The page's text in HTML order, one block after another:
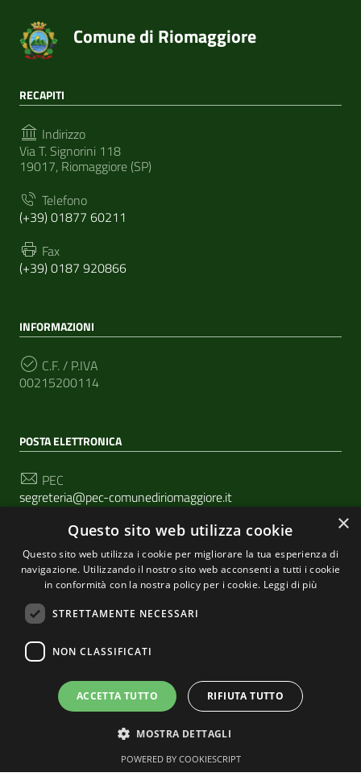
Comune di Riomaggiore
RECAPITI
Indirizzo
Via T. Signorini 118
19017, Riomaggiore (SP)
Telefono
(+39) 01877 60211
Fax
(+39) 0187 920866
INFORMAZIONI
C.F. / P.IVA
00215200114
POSTA ELETTRONICA
PEC
segreteria@pec-comunediriomaggiore.it
Email
urp@comune.riomaggiore.sp.it
SEGUICI SU
Sezione Link Utili
| Cookie policy | Realizzato con WordPress
Tema grafico ItaliaWP2 | Basato sul Prototipo per siti
×
Questo sito web utilizza cookie
Questo sito web utilizza i cookie per migliorare la tua esperienza di
navigazione. Utilizzando il nostro sito web acconsenti a tutti i cookie
in conformità con la nostra policy per i cookie. Leggi di più
STRETTAMENTE NECESSARI
NON CLASSIFICATI
ACCETTA TUTTO RIFIUTA TUTTO
MOSTRA DETTAGLI
POWERED BY COOKIESCRIPT